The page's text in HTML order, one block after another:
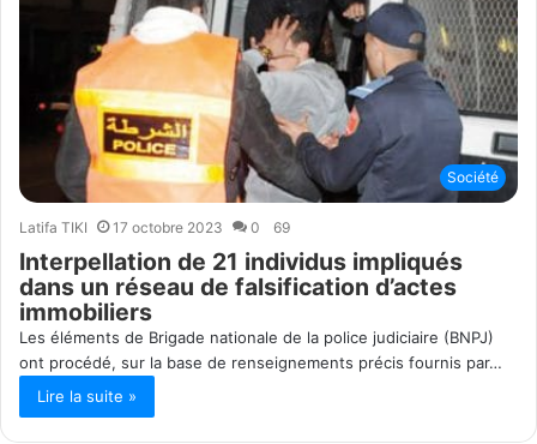
Société
Latifa TIKI 17 octobre 2023 0 69
Interpellation de 21 individus impliqués
dans un réseau de falsification d’actes
immobiliers
Les éléments de Brigade nationale de la police judiciaire (BNPJ)
ont procédé, sur la base de renseignements précis fournis par…
Lire la suite »